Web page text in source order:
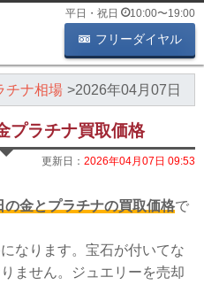
平日・祝日 10:00〜19:00
フリーダイヤル
チナ相場 2026年04月07日
プラチナ買取価格
更新日： 2026年04月07日 09:53
の金とプラチナの買取価格で
なります。宝石が付いてな
ません。ジュエリーを売却